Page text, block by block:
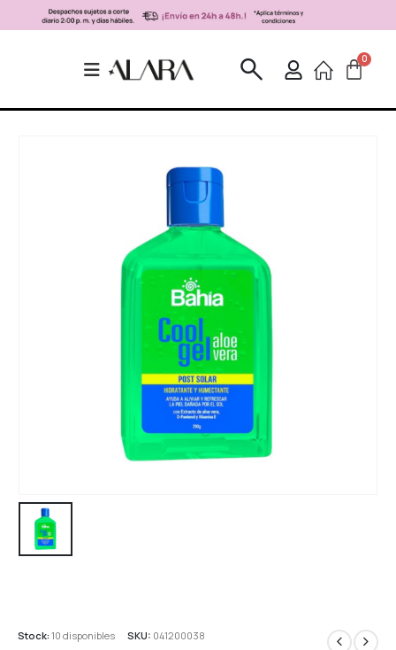
Stock: 10 disponibles SKU: 041200038